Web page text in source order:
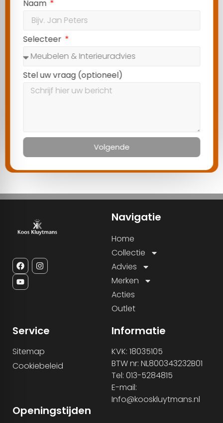
Selecteer
Stel uw vraag (optioneel)
Volgende
Navigatie
Home
Collectie
Advies
Merken
Acties
Outlet
Service
Sitemap
Cookiebeleid
Informatie
KVK: 18035105
BTW nr: NL800343232B01
Tel: 013-5284815
E-mail:
Info@kooskluytmans.nl
Openingstijden